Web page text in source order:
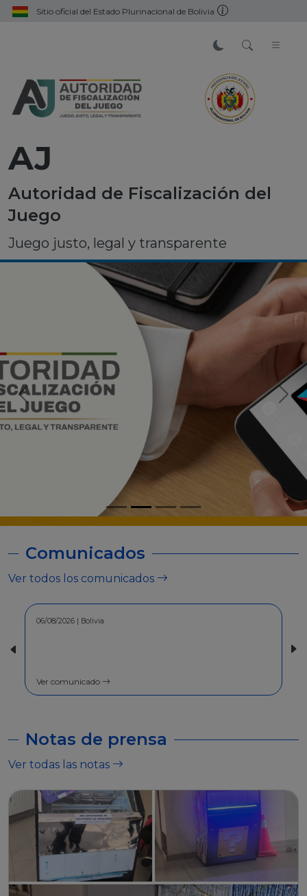
Sitio oficial del Estado Plurinacional de Bolivia
AJ
Autoridad de Fiscalización del
Juego
Juego justo, legal y transparente
Comunicados
Ver todos los comunicados
30/07/2026 | Bolivia
Ver comunicado
Notas de prensa
Ver todas las notas